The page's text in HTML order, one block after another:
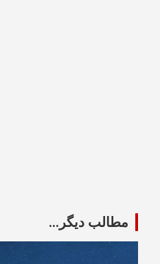
مطالب دیگر...